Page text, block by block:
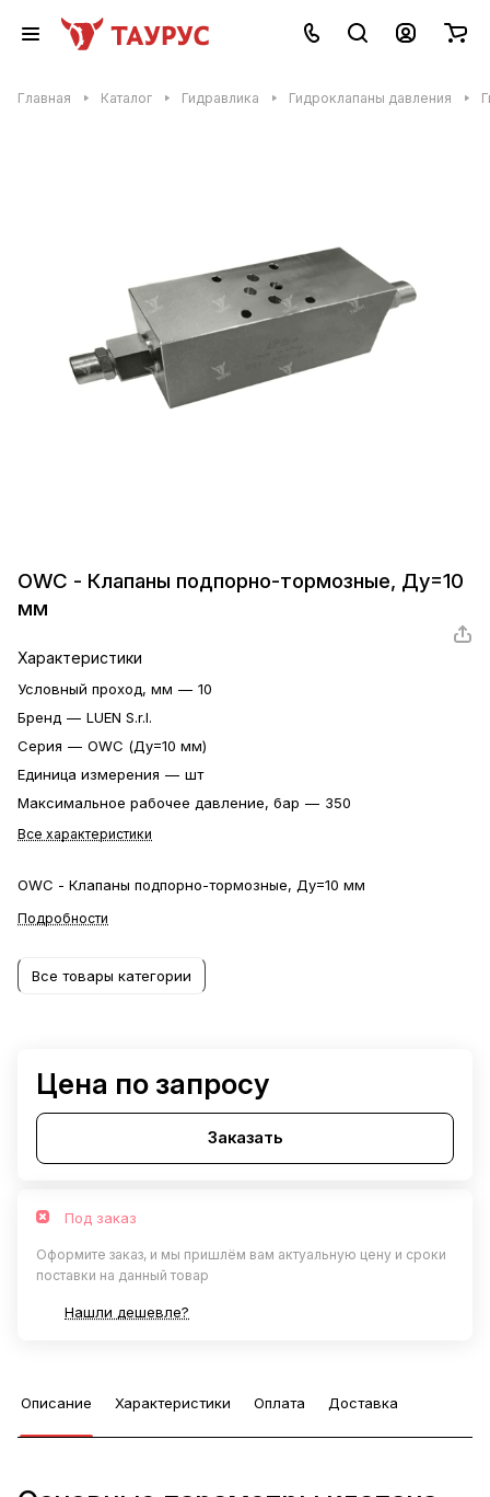
Главная Каталог Гидравлика Гидроклапаны давления
OWC - Клапаны подпорно-тормозные, Ду=10
мм
Характеристики
Условный проход, мм — 10
Бренд — LUEN S.r.l.
Серия — OWC (Ду=10 мм)
Единица измерения — шт
Максимальное рабочее давление, бар — 350
Все характеристики
OWC - Клапаны подпорно-тормозные, Ду=10 мм
Подробности
Все товары категории
Цена по запросу
Заказать
Под заказ
Оформите заказ, и мы пришлём вам актуальную цену и сроки
поставки на данный товар
Нашли дешевле?
Описание Характеристики Оплата Доставка